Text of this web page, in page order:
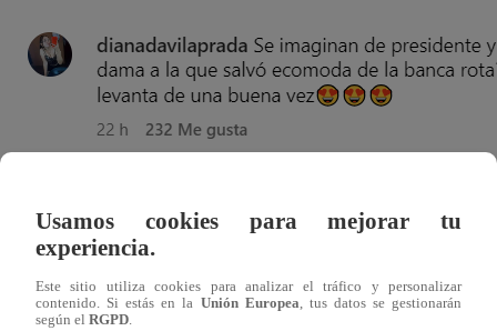
Usamos cookies para mejorar tu
experiencia.
Este sitio utiliza cookies para analizar el tráfico y personalizar
contenido. Si estás en la Unión Europea , tus datos se gestionarán
según el RGPD